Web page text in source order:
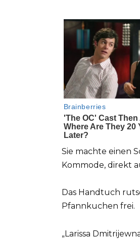
Sie machte einen
Kommode, direkt
Das Handtuch
Pfannkuchen frei.
„Larissa